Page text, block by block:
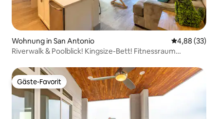
Wohnung in San Antonio
4,88 (33)
Riverwalk & Poolblick! Kingsize-Bett! Fitnessraum
Gäste-Favorit
Gäste-Favorit